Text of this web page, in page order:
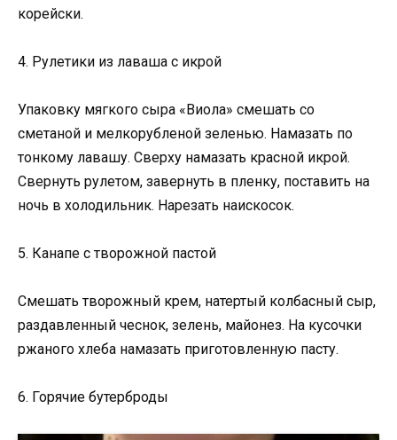
корейски.
4. Рулетики из лаваша с икрой
Упаковку мягкого сыра «Виола» смешать со
сметаной и мелкорубленой зеленью. Намазать по
тонкому лавашу. Сверху намазать красной икрой.
Свернуть рулетом, завернуть в пленку, поставить на
ночь в холодильник. Нарезать наискосок.
5. Канапе с творожной пастой
Смешать творожный крем, натертый колбасный сыр,
раздавленный чеснок, зелень, майонез. На кусочки
ржаного хлеба намазать приготовленную пасту.
6. Горячие бутерброды